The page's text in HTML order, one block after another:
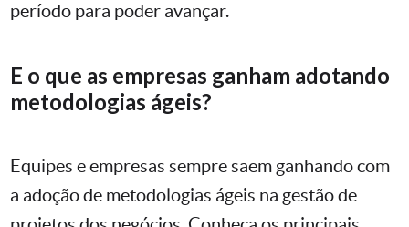
período para poder avançar.
E o que as empresas ganham adotando
metodologias ágeis?
Equipes e empresas sempre saem ganhando com
a adoção de metodologias ágeis na gestão de